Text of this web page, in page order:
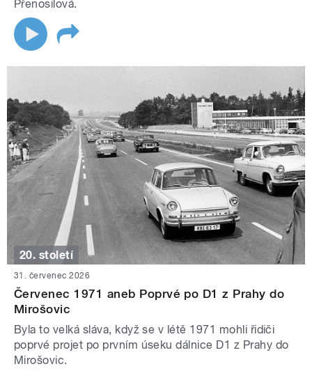
Přenosilová.
20. století
31. červenec 2026
Červenec 1971 aneb Poprvé po D1 z Prahy do
Mirošovic
Byla to velká sláva, když se v létě 1971 mohli řidiči
poprvé projet po prvním úseku dálnice D1 z Prahy do
Mirošovic.